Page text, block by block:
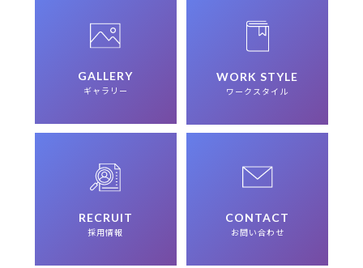
した。多数のご応募ありがとうございました。
社会保険労務士及び総務事務
の採用募集を開始いたしま
GALLERY
ギャラリー
WORK STYLE
ワークスタイル
RECRUIT
採用情報
CONTACT
お問い合わせ